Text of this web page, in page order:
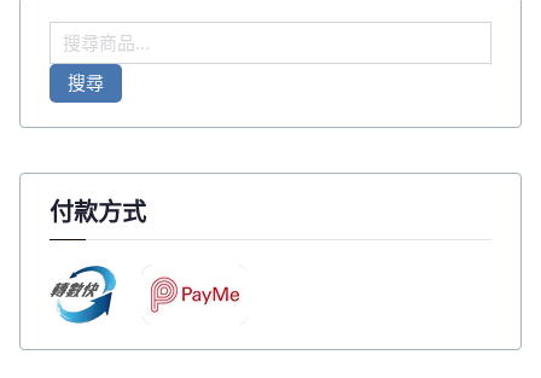
搜
尋
搜尋
付款方式